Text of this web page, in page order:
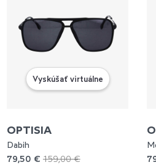
Vyskúšať virtuálne
OPTISIA
Dabih
79,50 € 159,00 €